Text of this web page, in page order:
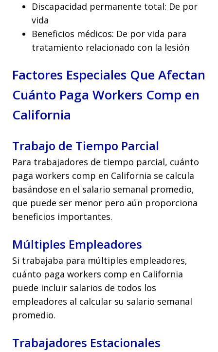
Discapacidad permanente total: De por
vida
Beneficios médicos: De por vida para
tratamiento relacionado con la lesión
Factores Especiales Que Afectan
Cuánto Paga Workers Comp en
California
Trabajo de Tiempo Parcial
Para trabajadores de tiempo parcial, cuánto
paga workers comp en California se calcula
basándose en el salario semanal promedio,
que puede ser menor pero aún proporciona
beneficios importantes.
Múltiples Empleadores
Si trabajaba para múltiples empleadores,
cuánto paga workers comp en California
puede incluir salarios de todos los
empleadores al calcular su salario semanal
promedio.
Trabajadores Estacionales